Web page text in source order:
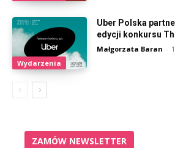
Wydarzenia
Uber Polska
edycji konkursu
Małgorzata Baran -
ZAMÓW NEWSLETTER